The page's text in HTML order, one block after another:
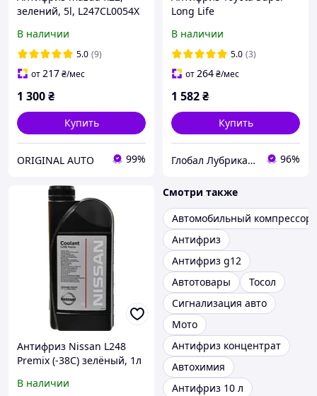
зелений, 5l, L247CL0054X
В наличии
5.0 (9)
от217₴/мес
1 300₴
Купить
ORIGINAL AUTO 99%
Long Life
розовый, 3.78л (00272-
SLLC2)
В наличии
5.0 (3)
от264₴/мес
1 582₴
Купить
Глобал Лубрикантс Украина 96%
Антифриз Nissan L248
Premix (-38С) зелёный, 1л
В наличии
Смотри также
Автомобильный компрессор
Антифриз
Антифриз g12
Автотовары
Тосол
Сигнализация авто
Мото
Антифриз концентрат
Автохимия
Антифриз 10 л